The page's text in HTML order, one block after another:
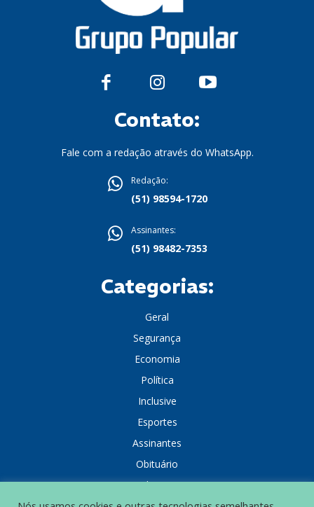
Contato:
Fale com a redação através do WhatsApp.
Redação:
(51) 98594-1720
Assinantes:
(51) 98482-7353
Categorias:
Geral
Segurança
Economia
Política
Inclusive
Esportes
Assinantes
Obituário
Colunistas